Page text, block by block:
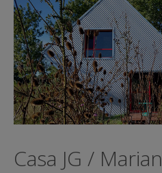
Casa JG /